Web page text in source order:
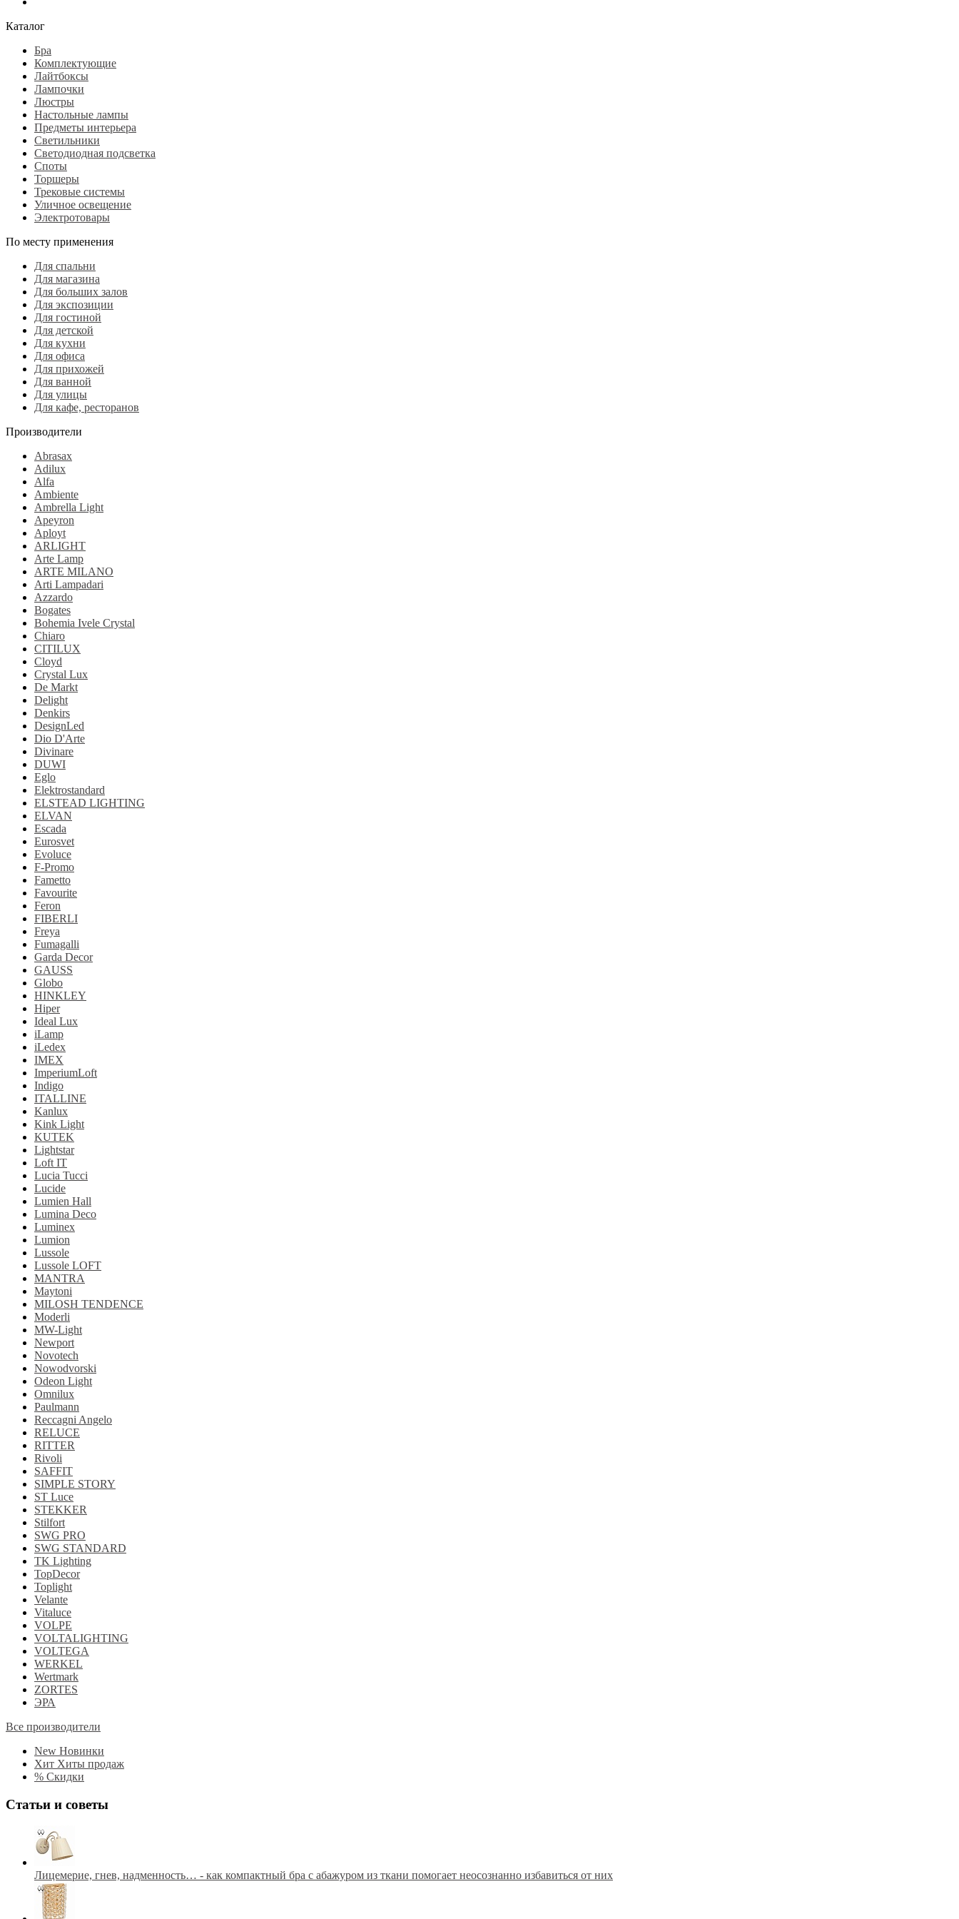
Каталог
Бра
Комплектующие
Лайтбоксы
Лампочки
Люстры
Настольные лампы
Предметы интерьера
Светильники
Светодиодная подсветка
Споты
Торшеры
Трековые системы
Уличное освещение
Электротовары
По месту применения
Для спальни
Для магазина
Для больших залов
Для экспозиции
Для гостиной
Для детской
Для кухни
Для офиса
Для прихожей
Для ванной
Для улицы
Для кафе, ресторанов
Производители
Abrasax
Adilux
Alfa
Ambiente
Ambrella Light
Apeyron
Aployt
ARLIGHT
Arte Lamp
ARTE MILANO
Arti Lampadari
Azzardo
Bogates
Bohemia Ivele Crystal
Chiaro
CITILUX
Cloyd
Crystal Lux
De Markt
Delight
Denkirs
DesignLed
Dio D'Arte
Divinare
DUWI
Eglo
Elektrostandard
ELSTEAD LIGHTING
ELVAN
Escada
Eurosvet
Evoluce
F-Promo
Fametto
Favourite
Feron
FIBERLI
Freya
Fumagalli
Garda Decor
GAUSS
Globo
HINKLEY
Hiper
Ideal Lux
iLamp
iLedex
IMEX
ImperiumLoft
Indigo
ITALLINE
Kanlux
Kink Light
KUTEK
Lightstar
Loft IT
Lucia Tucci
Lucide
Lumien Hall
Lumina Deco
Luminex
Lumion
Lussole
Lussole LOFT
MANTRA
Maytoni
MILOSH TENDENCE
Moderli
MW-Light
Newport
Novotech
Nowodvorski
Odeon Light
Omnilux
Paulmann
Reccagni Angelo
RELUCE
RITTER
Rivoli
SAFFIT
SIMPLE STORY
ST Luce
STEKKER
Stilfort
SWG PRO
SWG STANDARD
TK Lighting
TopDecor
Toplight
Velante
Vitaluce
VOLPE
VOLTALIGHTING
VOLTEGA
WERKEL
Wertmark
ZORTES
ЭРА
Все производители
New Новинки
Хит Хиты продаж
% Скидки
Статьи и советы
Лицемерие, гнев, надменность… - как компактный бра с абажуром из ткани помогает неосознанно избавиться от них